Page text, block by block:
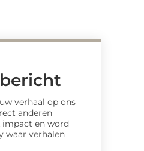
verhaal op ons
anderen
impact en word
waar verhalen